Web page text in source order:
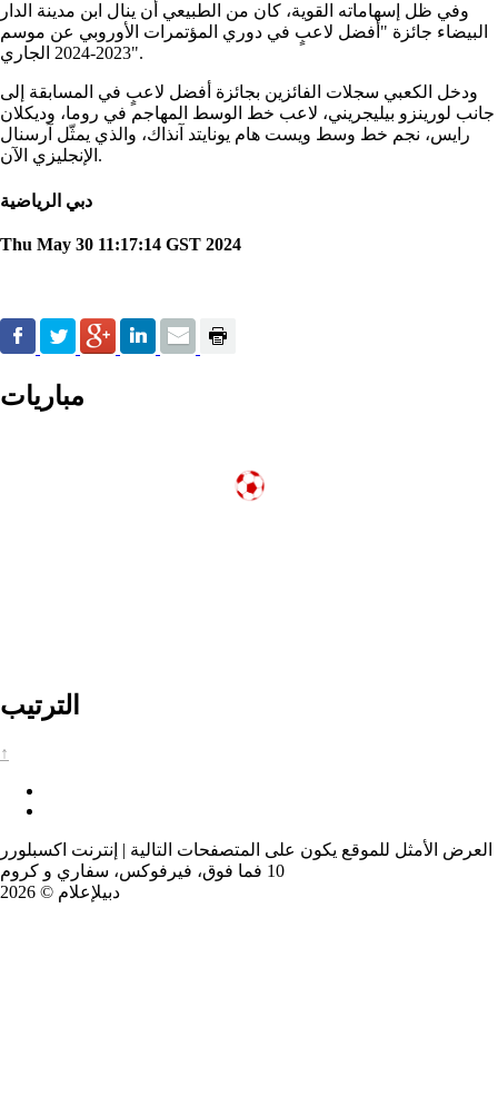
وفي ظل إسهاماته القوية، كان من الطبيعي أن ينال ابن مدينة الدار
البيضاء جائزة "أفضل لاعبٍ في دوري المؤتمرات الأوروبي عن موسم
2023-2024 الجاري".
ودخل الكعبي سجلات الفائزين بجائزة أفضل لاعبٍ في المسابقة إلى
جانب لورينزو بيليجريني، لاعب خط الوسط المهاجم في روما، وديكلان
رايس، نجم خط وسط ويست هام يونايتد آنذاك، والذي يمثّل آرسنال
الإنجليزي الآن.
دبي الرياضية
Thu May 30 11:17:14 GST 2024
مباريات
الترتيب
↑
العرض الأمثل للموقع يكون على المتصفحات التالية | إنترنت اكسبلورر
10 فما فوق، فيرفوكس، سفاري و كروم
دبيلإعلام © 2026